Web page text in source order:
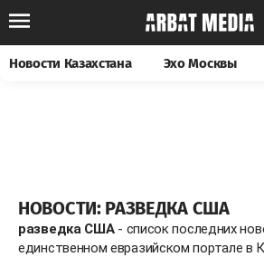
Новости Казахстана Эхо Москвы
НОВОСТИ: РАЗВЕДКА США
разведка США- список последних
единственном евразийском портале в